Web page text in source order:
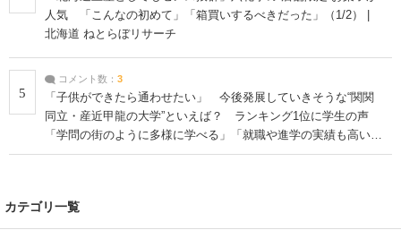
人気 「こんなの初めて」「箱買いするべきだった」（1/2） |
北海道 ねとらぼリサーチ
5
コメント数： 3
「子供ができたら通わせたい」 今後発展していきそうな“関関
同立・産近甲龍の大学”といえば？ ランキング1位に学生の声
「学問の街のように多様に学べる」「就職や進学の実績も高い」
| 大学 ねとらぼリサーチ
カテゴリ一覧